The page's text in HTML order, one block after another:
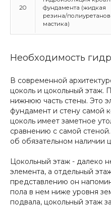
20
фундамента (жидкая
резина/
мастика)
Необходимость
В современной
цоколь и цокольный
нижнюю часть стены. Это
фундамент и стену самой
цоколь имеет заметное
сравнению с самой
об обязательном наличии
Цокольный этаж - далеко
элемента, а отдельный
представлению он
пола в нем ниже уровня
подвала, цокольный этаж